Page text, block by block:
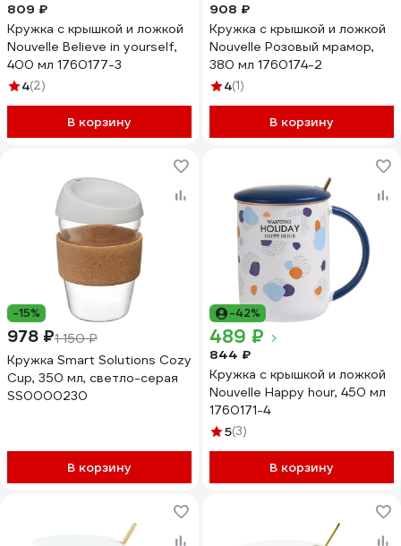
809 ₽
Кружка с крышкой и ложкой
Nouvelle Believe in yourself,
400 мл 1760177-3
4(2)
В корзину
908 ₽
Кружка с крышкой и ложкой
Nouvelle Розовый мрамор,
380 мл 1760174-2
4(1)
В корзину
-15%
978 ₽1 150 ₽
Кружка Smart Solutions Cozy
Cup, 350 мл, светло-серая
SS0000230
В корзину
-42%
489 ₽
844 ₽
Кружка с крышкой и ложкой
Nouvelle Happy hour, 450 мл
1760171-4
5(3)
В корзину